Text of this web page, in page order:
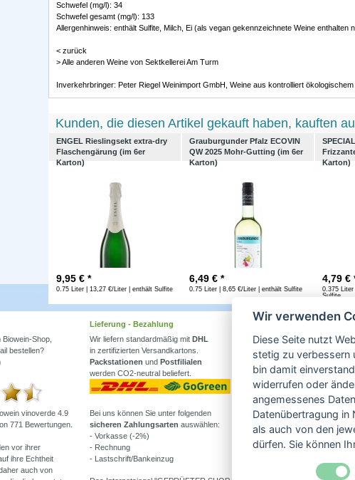
Schwefel (mg/l): 34
Schwefel gesamt (mg/l): 133
Allergenhinweis: enthält Sulfite, Milch, Ei (als vegan gekennzeichnete Weine enthalten
< zurück
> Alle anderen Weine von Sektkellerei Am Turm
Inverkehrbringer: Peter Riegel Weinimport GmbH, Weine aus kontrolliert
Kunden, die diesen Artikel gekauft haben, kauften
ENGEL Rieslingsekt extra-dry
Flaschengärung (im 6er
Karton)
9,95 € *
0.75 Liter | 13,27 €/Liter | enthält Sulfite
Grauburgunder Pfalz ECOVIN
QW 2025 Mohr-Gutting (im 6er
Karton)
6,49 € *
0.75 Liter | 8,65 €/Liter | enthält Sulfite
Karton)
4,79 €
0.375
Sulfite
Shop,
bestellen?
vinoverde 4.9
771 Bewertungen.
vor ihrer
ihre Echtheit
auch von
Lieferung - Bezahlung
Wir liefern standardmäßig mit DHL
in zertifizierten Versandkartons.
Packstationen und Postfilialen
werden CO2-neutral beliefert.
Bei uns können Sie unter folgenden
sicheren Zahlungsarten auswählen:
- Vorkasse (-2%)
- Rechnung
- Lastschrift/Bankeinzug
Wissenswertes
Erfahren Sie mehr über
Biowein in unserem Blog
oder Folgen Sie uns!
Facebook
Instagram
Veganer Wein
Wir verwenden
Diese Seite nutzt
stetig zu verbessern
bin damit
widerrufen oder
angemessenes
Datenübertragung
als auch von den
dürfen. Sie können